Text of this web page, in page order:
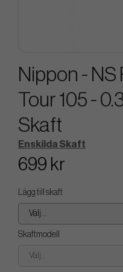
Nippon - NS
Tour 105 -
Skaft
Enskilda Skaft
699 kr
Lägg till skaft
Välj...
Skaftmodell
Välj...